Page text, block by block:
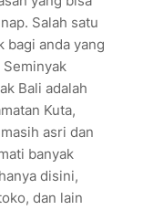
Salah satu
bagi anda yang
Bali adalah
Kuta,
asri dan
banyak
disini,
dan lain